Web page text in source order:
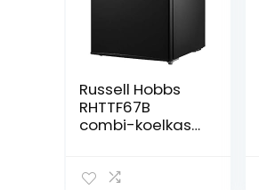
Russell Hobbs
RHTTF67B
combi-koelkast,
tafel, 67 l, 42 dB